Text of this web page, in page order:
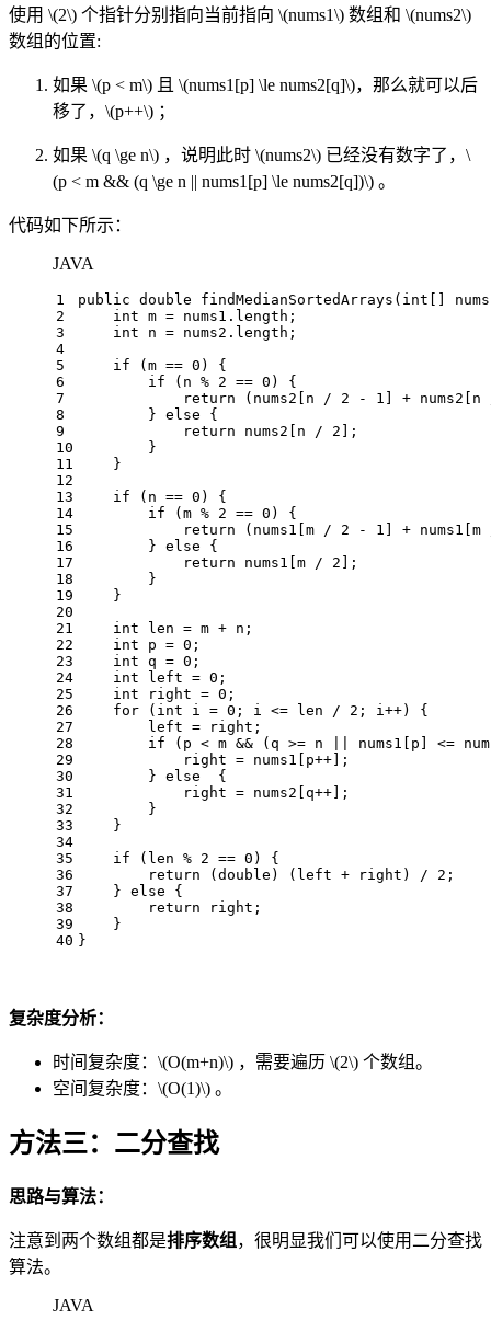
使用 \(2\) 个指针分别指向当前指向 \(nums1\) 数组和 \(nums2\)
数组的位置:
如果 \(p < m\) 且 \(nums1[p] \le nums2[q]\)，那么就可以后
移了， \(p++\) ；
如果 \(q \ge n\) ，说明此时 \(nums2\) 已经没有数字了， \
(p < m && (q \ge n || nums1[p] \le nums2[q])\) 。
代码如下所示：
JAVA
1
2
3
4
5
6
7
8
9
10
11
12
13
14
15
16
17
18
19
20
21
22
23
24
25
26
27
28
29
30
31
32
33
34
35
36
37
38
39
40
public double findMedianSortedArrays ( int []
int m = nums1.length;
int
n = nums2.length;
if (m == 0 ) {
if (n % 2 == 0 ) {
return (nums2[n / 2 - 1 ] +
        }
else {
return nums2[n / 2 ];
        }
    }
if (n == 0 ) {
if (m % 2 == 0 ) {
return (nums1[m / 2 - 1 ] +
        }
else {
return nums1[m / 2 ];
        }
    }
int
len = m + n;
int
p = 0 ;
int q = 0 ;
int
left = 0 ;
int
right = 0 ;
for ( int i = 0 ; i <= len / 2 ; i++) {
        left = right;
if (p < m && (q >= n || nums1[p] <=
            right = nums1[p++];
        }
else
  {
            right = nums2[q++];
        }
    }
if (len % 2 == 0 ) {
return ( double ) (left + right) / 2 ;
    }
else {
return right;
    }
}
复杂度分析：
时间复杂度： \(O(m+n)\) ，需要遍历 \(2\) 个数组。
空间复杂度： \(O(1)\) 。
方法三：二分查找
思路与算法：
注意到两个数组都是排序数组 ，很明显我们可以使用二分查找
算法。
JAVA